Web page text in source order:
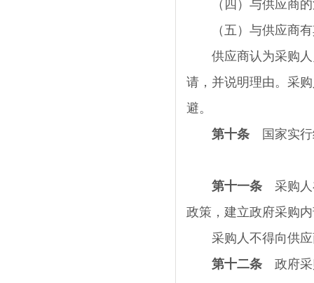
（四）与供应商的
（五）与供应商有
供应商认为采购人
请，并说明理由。采
避。
第十条 国家实行
第十一条 采购人
政策，建立政府采购
采购人不得向供应
第十二条 政府采